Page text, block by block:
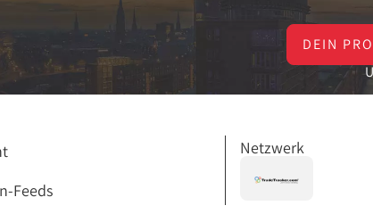
DEIN
Feeds
Netzwerk